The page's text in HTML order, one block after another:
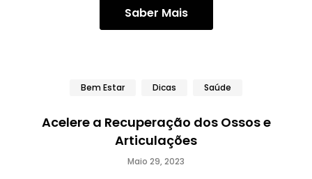
Saber Mais
Bem Estar Dicas Saúde
Acelere a Recuperação dos Ossos e
Articulações
Maio 29, 2023